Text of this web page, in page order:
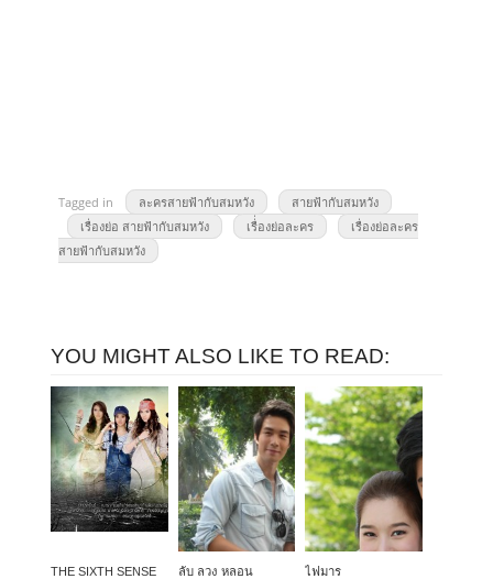
Tagged in ละครสายฟ้ากับสมหวัง
สายฟ้ากับสมหวัง
เรื่องย่อ สายฟ้ากับสมหวัง
เรื่่องย่อละคร
เรื่องย่อละคร
สายฟ้ากับสมหวัง
YOU MIGHT ALSO LIKE TO READ:
THE SIXTH SENSE
ลับ ลวง หลอน ไฟมาร